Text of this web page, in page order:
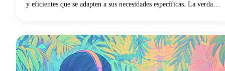
y eficientes que se adapten a sus necesidades específicas. La verdad
de tu interminable lista de tareas pendientes.